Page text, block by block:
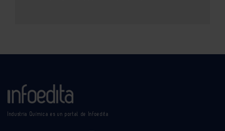
Industria Química es un portal de Infoedita